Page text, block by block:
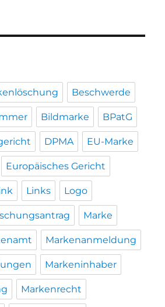
Beschwerde
Bildmarke BPatG
DPMA EU-Marke
Europäisches Gericht
Links Logo
Marke
Markenanmeldung
Markeninhaber
Markenrecht